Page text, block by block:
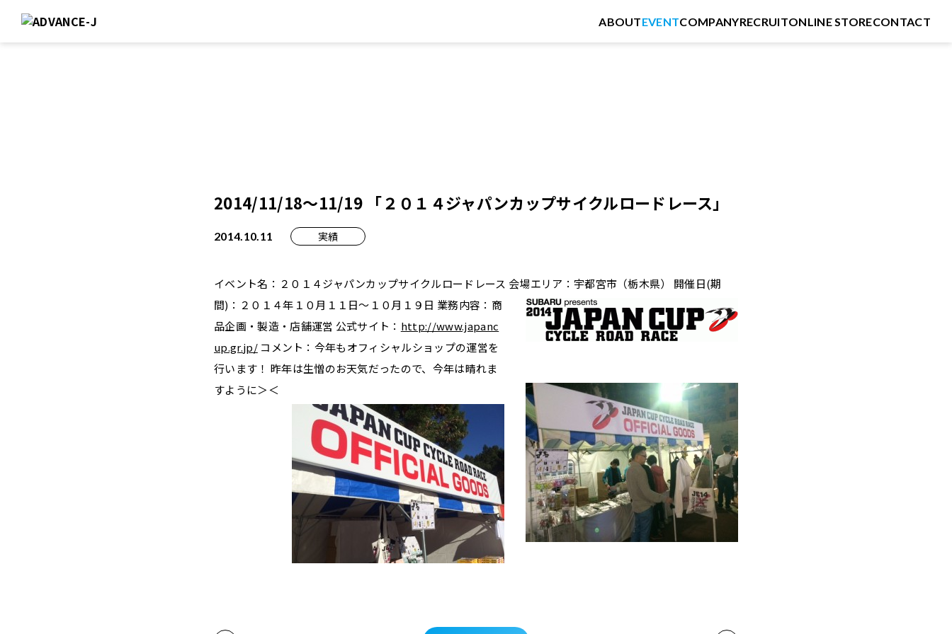
ABOUTEVENTCOMPANYRECRUITONLINE STORECONTACT
2014/11/18～11/19 「２０１４ジャパンカップサイクルロードレース」
2014.10.11 実績
イベント名：２０１４ジャパンカップサイクルロードレース 会場エリア：宇都宮市（栃木県） 開催日(期
間)：２０１４年１０月１１日～１０月１９日 業務内容：商
品企画・製造・店舗運営 公式サイト： http://www.japanc
up.gr.jp/コメント：今年もオフィシャルショップの運営を
行います！ 昨年は生憎のお天気だったので、今年は晴れま
すように＞＜